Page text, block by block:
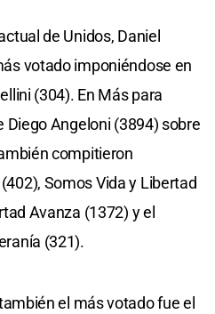
de Unidos, Daniel
votado imponiéndose en
(304). En Más para
Diego Angeloni (3894) sobre
compitieron
Somos Vida y Libertad
Avanza (1372) y el
(321).
el más votado fue el